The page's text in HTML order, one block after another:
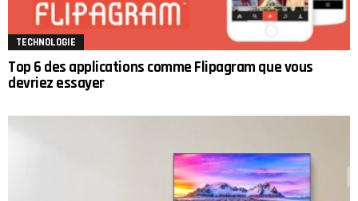
TECHNOLOGIE
Top 6 des applications comme Flipagram que vous
devriez essayer